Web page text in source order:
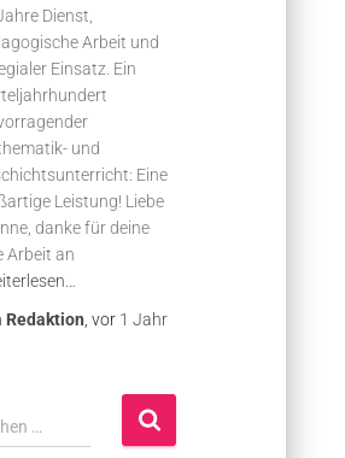
Dienst,
Arbeit und
Einsatz. Ein
und
Eine
Leistung! Liebe
danke für deine
Arbeit an
Redaktion , vor 1 Jahr
…